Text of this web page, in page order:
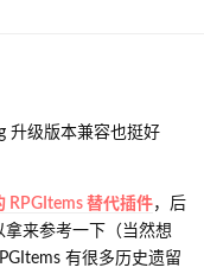
升级版本兼容也挺好
RPGItems 替代插件，后
来参考一下（当然想
有很多历史遗留